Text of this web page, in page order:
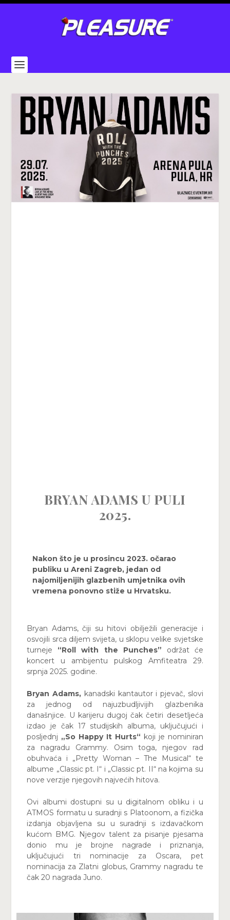
BRYAN ADAMS U PULI
2025.
Nakon što je u prosincu 2023. očarao
publiku u Areni Zagreb, jedan od
najomiljenijih glazbenih umjetnika ovih
vremena ponovno stiže u Hrvatsku.
Bryan Adams, čiji su hitovi obilježili generacije i
osvojili srca diljem svijeta, u sklopu velike svjetske
turneje “Roll with the Punches” održat će
koncert u ambijentu pulskog Amfiteatra 29.
srpnja 2025. godine.
Bryan Adams, kanadski kantautor i pjevač, slovi
za jednog od najuzbudljivijih glazbenika
današnjice. U karijeru dugoj čak četiri desetljeća
izdao je čak 17 studijskih albuma, uključujući i
posljednj „So Happy It Hurts“ koji je nominiran
za nagradu Grammy. Osim toga, njegov rad
obuhvaća i „Pretty Woman – The Musical“ te
albume „Classic pt. I“ i „Classic pt. II“ na kojima su
nove verzije njegovih najvećih hitova.
Ovi albumi dostupni su u digitalnom obliku i u
ATMOS formatu u suradnji s Platoonom, a fizička
izdanja objavljena su u suradnji s izdavačkom
kućom BMG. Njegov talent za pisanje pjesama
donio mu je brojne nagrade i priznanja,
uključujući tri nominacije za Oscara, pet
nominacija za Zlatni globus, Grammy nagradu te
čak 20 nagrada Juno.